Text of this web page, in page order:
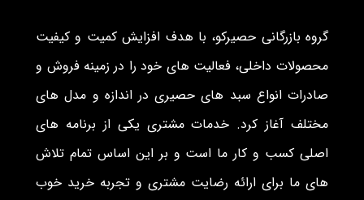
گروه بازرگانی حصیرکو، با هدف افزایش کمیت و کیفیت
محصولات داخلی، فعالیت های خود را در زمینه فروش و
صادرات انواع سبد های حصیری در اندازه و مدل های
مختلف آغاز کرد. خدمات مشتری یکی از برنامه های
اصلی کسب و کار ما است و بر این اساس تمام تلاش
های ما برای ارائه رضایت مشتری و تجربه خرید خوب